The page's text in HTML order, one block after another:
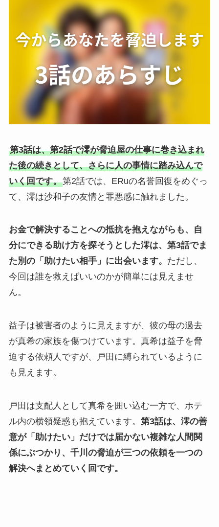
第3話は、第2話で澪が脅迫屋の仕事に巻き込まれ
た後の続きとして、さらに人の事情に踏み込んで
いく回です。第2話では、ERuの名誉回復をめぐっ
て、澪は沙和子の友情と罪悪感に触れました。
お金で解決することへの抵抗を抱えながらも、自
分にできる助け方を探そうとした澪は、第3話でま
た別の「助けたい相手」に出会います。 ただし、
今回は誰を救えばいいのかが簡単には見えませ
ん。
益子は被害者のように見えますが、彼の母の過去
が真希の家族を傷つけています。真希は益子を脅
迫する依頼人ですが、戸田に縛られているように
も見えます。
戸田は支配人として真希を囲い込む一方で、ホテ
ル内の横領疑惑も抱えています。 第3話は、澪の善
意が「助けたい」だけでは届かない複雑な人間関
係にぶつかり、千川の脅迫が三つの依頼を一つの
解決へまとめていく回です。